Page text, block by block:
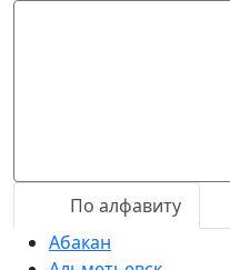
По алфавиту
Абакан